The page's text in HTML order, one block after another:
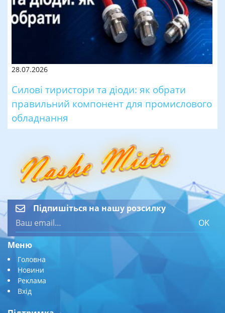
28.07.2026
Силові тиристори та діоди: як обрати
правильний компонент для промислового
обладнання
Підпишіться на нашу розсилку
OK
Меню
Головна
Новини
Реклама
Вхід